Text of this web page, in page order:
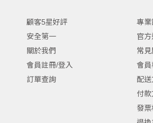
顧客5星好評
安全第一
關於我們
會員註冊/登入
訂單查詢
專業
官
常
會員
配
付
發票